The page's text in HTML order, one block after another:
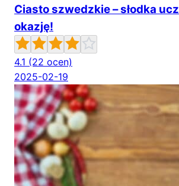
Ciasto szwedzkie – słodka
okazję!
4.1 (22 ocen)
2025-02-19